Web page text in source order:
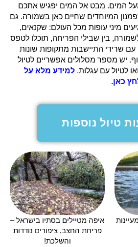
המים. מבט אל המים יפגיש אתכם
המיוחדים שחיים כאן בשמורה. גם
מיני עופות מכל העולם: שקנאים,
בין שבילי הפריחה, תוכלו לטפס
שרידי התיישבות מתקופות שונות
יש מספר מסלולים אפשריים לטיול
לטיול עם עגלות. למידע מלא על
כאן.
טיול נוספות
איפה מטיילים בסתיו בישראל –
פריחת החצב, ציפורים נודדות
והשלכת!